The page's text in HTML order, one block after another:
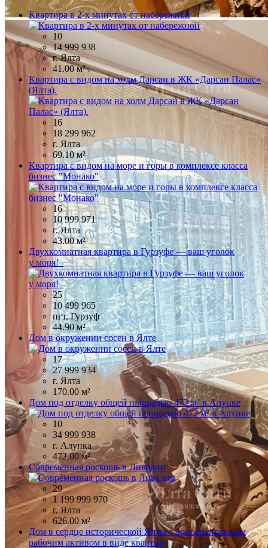
Квартира в 2-х минутах от набережной
10
14 999 938
г. Ялта
41.00 м²
Квартира с видом на холм Дарсан в ЖК «Дарсан Палас»
(Ялта).
16
18 299 962
г. Ялта
69.10 м²
Квартира с видом на море и горы в комплексе класса
бизнес "Монако"
16
10 999 971
г. Ялта
43.00 м²
Двухкомнатная квартира в Гурзуфе — ваш уголок
у моря!
25
10 499 965
пгт. Гурзуф
44.90 м²
Дом в окружении сосен в Ялте
17
27 999 934
г. Ялта
170.00 м²
Дом под отделку общей площадью 472 м² в Алупке
10
34 999 938
г. Алупка
472.00 м²
Современная роскошь в Ливадии
29
1 199 999 970
г. Ялта
626.00 м²
Дом в сердце исторической Ялты с дополнительным
рабочим активом в виде квартир